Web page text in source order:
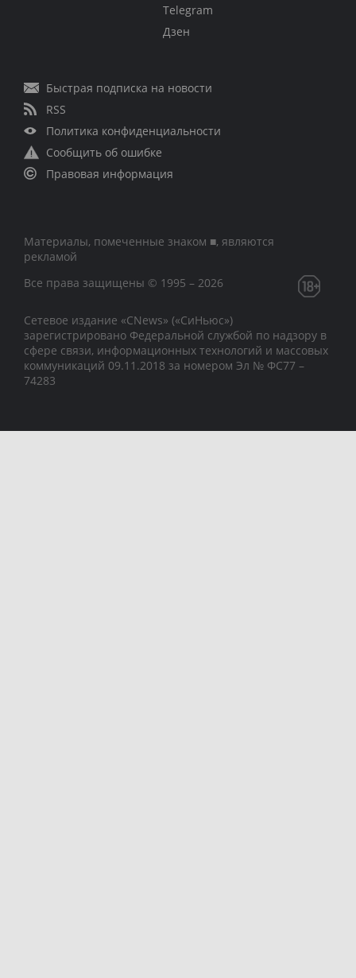
Telegram
Дзен
Быстрая подписка на новости
RSS
Политика конфиденциальности
Сообщить об ошибке
Правовая информация
Материалы, помеченные знаком ■, являются
рекламой
Все права защищены © 1995 – 2026
Сетевое издание «CNews» («СиНьюс»)
зарегистрировано Федеральной службой по надзору в
сфере связи, информационных технологий и массовых
коммуникаций 09.11.2018 за номером Эл № ФС77 –
74283